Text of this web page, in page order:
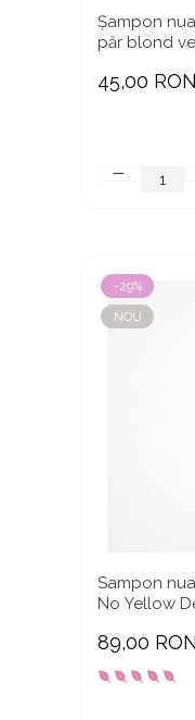
Șampon
păr blond
45,00 RON
-29%
NOU
Sampon
No Yellow
89,00 RON